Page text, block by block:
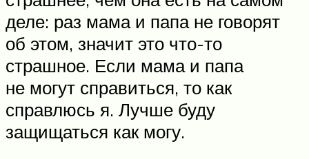
деле: раз мама и папа не говорят
об этом, значит это что-то
страшное. Если мама и папа
не могут справиться, то как
справлюсь я. Лучше буду
защищаться как могу.